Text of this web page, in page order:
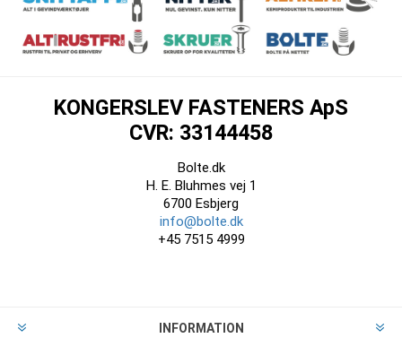
KONGERSLEV FASTENERS ApS
CVR: 33144458
Bolte.dk
H. E. Bluhmes vej 1
6700 Esbjerg
info@bolte.dk
+45 7515 4999
INFORMATION